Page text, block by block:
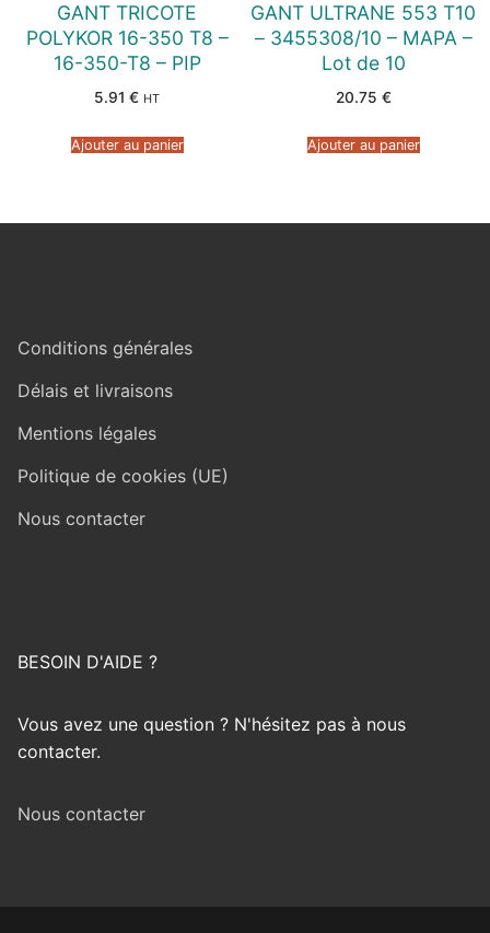
GANT TRICOTE
POLYKOR 16-350 T8 –
16-350-T8 – PIP
5.91 € HT
Ajouter au panier
GANT ULTRANE 553 T10
– 3455308/10 – MAPA –
Lot de 10
20.75 €
Ajouter au panier
Conditions générales
Délais et livraisons
Mentions légales
Politique de cookies (UE)
Nous contacter
BESOIN D'AIDE ?
Vous avez une question ? N'hésitez pas à nous
contacter.
Nous contacter